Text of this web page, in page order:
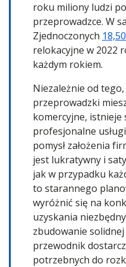
roku miliony ludzi
przeprowadzce. W
Zjednoczonych
relokacyjne w 2022
każdym rokiem.
Niezależnie od tego,
przeprowadzki
komercyjne, istnieje
profesjonalne
pomysł założenia
jest lukratywny i
jak w przypadku
to starannego
wyróżnić się na
uzyskania
zbudowanie
przewodnik
potrzebnych do